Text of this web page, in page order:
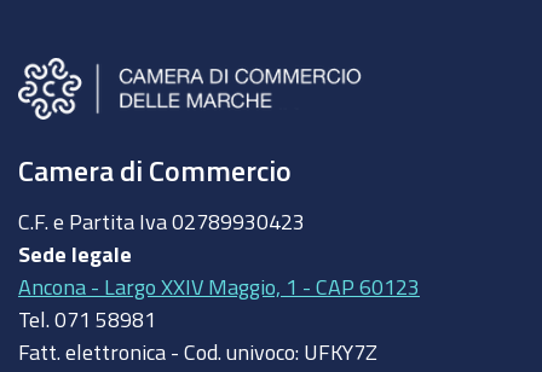
Camera di Commercio
C.F. e Partita Iva 02789930423
Sede legale
Ancona - Largo XXIV Maggio, 1 - CAP 60123
Tel. 071 58981
Fatt. elettronica - Cod. univoco: UFKY7Z